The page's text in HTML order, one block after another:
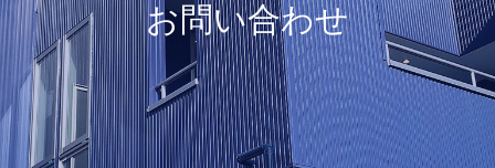
お問い合わせ